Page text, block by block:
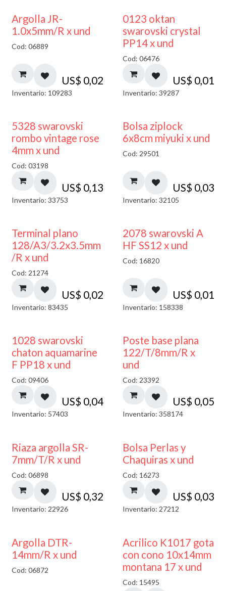
Argolla JR-
1.0x5mm/R x und
Cod: 06889
US$ 0,02
Inventario: 109283
0123 oktan
swarovski crystal
PP14 x und
Cod: 06476
US$ 0,01
Inventario: 39287
5328 swarovski
rombo vintage rose
4mm x und
Cod: 03198
US$ 0,13
Inventario: 33753
¡NUEVO!
Bolsa ziplock
6x8cm miyuki x und
Cod: 29501
US$ 0,03
Inventario: 32105
Terminal plano
128/A3/3.2x3.5mm
/R x und
Cod: 21274
US$ 0,02
Inventario: 83435
2078 swarovski A
HF SS12 x und
Cod: 16820
US$ 0,01
Inventario: 158338
1028 swarovski
chaton aquamarine
F PP18 x und
Cod: 09406
US$ 0,04
Inventario: 57403
Poste base plana
122/T/8mm/R x
und
Cod: 23392
US$ 0,05
Inventario: 358174
Riaza argolla SR-
7mm/T/R x und
Cod: 06898
US$ 0,32
Inventario: 22926
Bolsa Perlas y
Chaquiras x und
Cod: 16273
US$ 0,03
Inventario: 27212
Argolla DTR-
14mm/R x und
Cod: 06872 50% DESCUENTO
Acrilico K1017 gota
con cono 10x14mm
montana 17 x und
Cod: 15495